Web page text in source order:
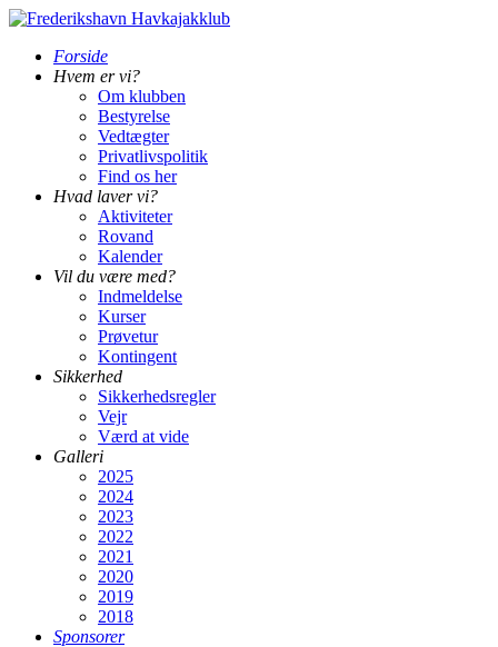
Forside
Hvem er vi?
Om klubben
Bestyrelse
Vedtægter
Privatlivspolitik
Find os her
Hvad laver vi?
Aktiviteter
Rovand
Kalender
Vil du være med?
Indmeldelse
Kurser
Prøvetur
Kontingent
Sikkerhed
Sikkerhedsregler
Vejr
Værd at vide
Galleri
2025
2024
2023
2022
2021
2020
2019
2018
Sponsorer